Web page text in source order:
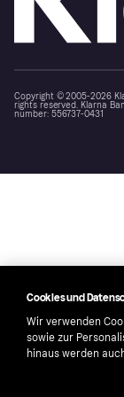
Copyright © 2005-2026
rights reserved. Klarna
number: 556737-0431
Cookies und
Wir verwenden
sowie zur
hinaus werden